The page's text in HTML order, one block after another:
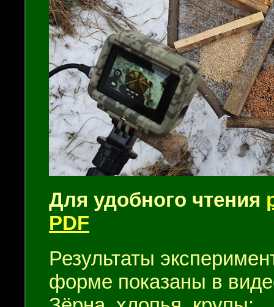
Для удобного чтения
PDF
Результаты
форме показаны в